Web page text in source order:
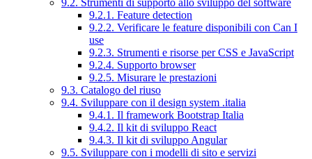
9.2. Strumenti di supporto allo sviluppo del software
9.2.1. Feature detection
9.2.2. Verificare le feature disponibili con Can I
use
9.2.3. Strumenti e risorse per CSS e JavaScript
9.2.4. Supporto browser
9.2.5. Misurare le prestazioni
9.3. Catalogo del riuso
9.4. Sviluppare con il design system .italia
9.4.1. Il framework Bootstrap Italia
9.4.2. Il kit di sviluppo React
9.4.3. Il kit di sviluppo Angular
9.5. Sviluppare con i modelli di sito e servizi